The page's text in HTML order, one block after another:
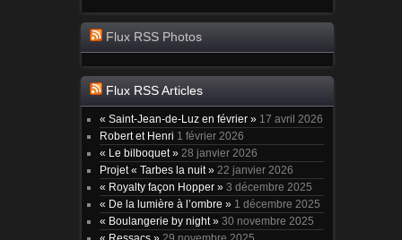
Flux RSS Photos
Flux RSS Articles
« Saint-Jean-de-Luz en février » 17 avril 2026
Robert et Henri 1 février 2026
« Le bilboquet » 28 janvier 2026
Projet « Tarbes la nuit » 22 janvier 2026
« Royalty façon Hopper » 3 décembre 2025
« De la lumière à l’ombre » 1 décembre 2025
« Boulangerie by night » 30 novembre 2025